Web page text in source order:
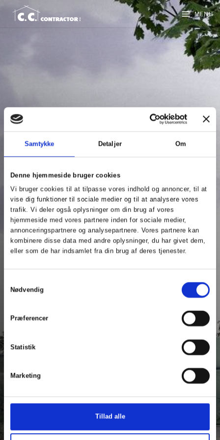
Samtykke Detaljer Om
Denne hjemmeside bruger cookies
Vi bruger cookies til at tilpasse vores indhold og annoncer, til at
vise dig funktioner til sociale medier og til at analysere vores
trafik. Vi deler også oplysninger om din brug af vores
hjemmeside med vores partnere inden for sociale medier,
annonceringspartnere og analysepartnere. Vores partnere kan
kombinere disse data med andre oplysninger, du har givet dem,
eller som de har indsamlet fra din brug af deres tjenester.
Nødvendig
Præferencer
Statistik
Marketing
Tillad alle
menu MENU
c.c. contractor
vinder udbud om
Svømmecenter
Søholt i Silkeborg
AFRY